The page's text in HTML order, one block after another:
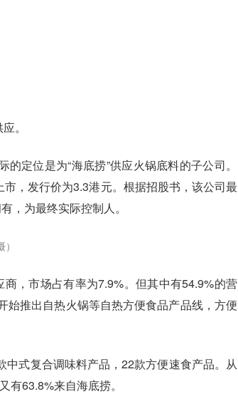
。
定位是为“海底捞”供应火锅底料的子公司。
，发行价为3.3港元。根据招股书，该公司最
，为最终实际控制人。
，市场占有率为7.9%。但其中有54.9%的营
推出自热火锅等自热方便食品产品线，方便
式复合调味料产品，22款方便速食产品。从
63.8%来自海底捞。